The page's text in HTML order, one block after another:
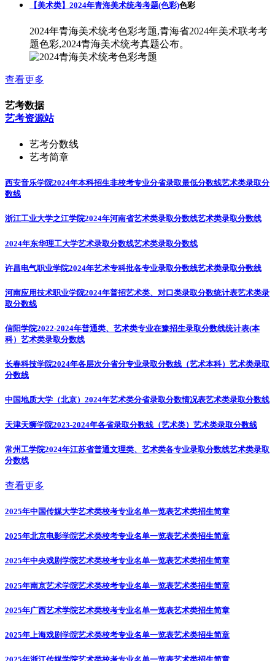
【美术类】2024年青海美术统考考题(色彩)色彩
2024年青海美术统考色彩考题,青海省2024年美术联考考
题色彩,2024青海美术统考真题公布。
查看更多
艺考数据
艺考资源站
艺考分数线
艺考简章
西安音乐学院2024年本科招生非校考专业分省录取最低分数线艺术类录取分
数线
浙江工业大学之江学院2024年河南省艺术类录取分数线艺术类录取分数线
2024年东华理工大学艺术录取分数线艺术类录取分数线
许昌电气职业学院2024年艺术专科批各专业录取分数线艺术类录取分数线
河南应用技术职业学院2024年普招艺术类、对口类录取分数统计表艺术类录
取分数线
信阳学院2022-2024年普通类、艺术类专业在豫招生录取分数线统计表(本
科） 艺术类录取分数线
长春科技学院2024年各层次分省分专业录取分数线（艺术本科） 艺术类录取
分数线
中国地质大学（北京）2024年艺术类分省录取分数情况表艺术类录取分数线
天津天狮学院2023-2024年各省录取分数线（艺术类） 艺术类录取分数线
常州工学院2024年江苏省普通文理类、艺术类各专业录取分数线艺术类录取
分数线
查看更多
2025年中国传媒大学艺术类校考专业名单一览表艺术类招生简章
2025年北京电影学院艺术类校考专业名单一览表艺术类招生简章
2025年中央戏剧学院艺术类校考专业名单一览表艺术类招生简章
2025年南京艺术学院艺术类校考专业名单一览表艺术类招生简章
2025年广西艺术学院艺术类校考专业名单一览表艺术类招生简章
2025年上海戏剧学院艺术类校考专业名单一览表艺术类招生简章